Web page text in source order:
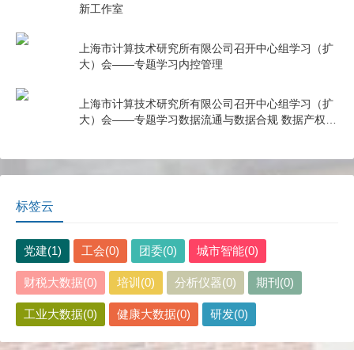
新工作室
上海市计算技术研究所有限公司召开中心组学习（扩
大）会——专题学习内控管理
上海市计算技术研究所有限公司召开中心组学习（扩
大）会——专题学习数据流通与数据合规 数据产权与
标签云
党建(1) 工会(0) 团委(0) 城市智能(0)
财税大数据(0) 培训(0) 分析仪器(0) 期刊(0)
工业大数据(0) 健康大数据(0) 研发(0)